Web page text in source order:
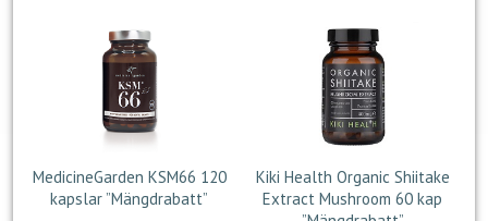
MedicineGarden KSM66 120
kapslar ”Mängdrabatt”
Kiki Health Organic Shiitake
Extract Mushroom 60 kap